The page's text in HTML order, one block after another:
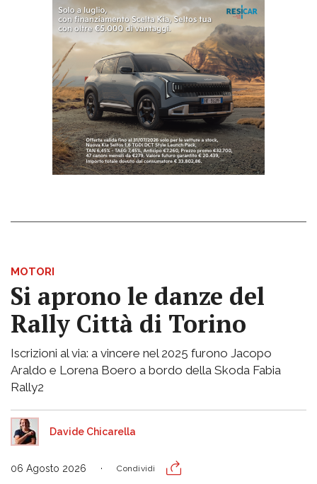
MOTORI
Si aprono le danze del
Rally Città di Torino
Iscrizioni al via: a vincere nel 2025 furono Jacopo
Araldo e Lorena Boero a bordo della Skoda Fabia
Rally2
Davide Chicarella
06 Agosto 2026 Condividi